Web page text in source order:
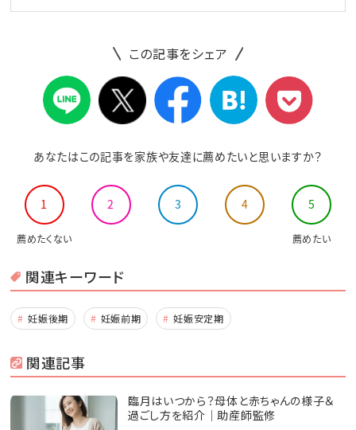
この記事をシェア
あなたはこの記事を家族や友達に薦めたいと思いますか？
1 2 3 4 5
薦めたくない 薦めたい
関連キーワード
妊娠後期 妊娠前期 妊娠安定期
関連記事
臨月はいつから？母体と赤ちゃんの様子＆
過ごし方を紹介│助産師監修